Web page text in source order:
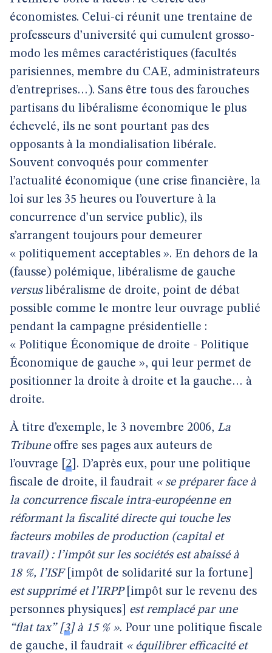
économistes. Celui-ci réunit une trentaine de
professeurs d’université qui cumulent grosso-
modo les mêmes caractéristiques (facultés
parisiennes, membre du CAE, administrateurs
d’entreprises…). Sans être tous des farouches
partisans du libéralisme économique le plus
échevelé, ils ne sont pourtant pas des
opposants à la mondialisation libérale.
Souvent convoqués pour commenter
l’actualité économique (une crise financière, la
loi sur les 35 heures ou l’ouverture à la
concurrence d’un service public), ils
s’arrangent toujours pour demeurer
« politiquement acceptables ». En dehors de la
(fausse) polémique, libéralisme de gauche
versuslibéralisme de droite, point de débat
possible comme le montre leur ouvrage publié
pendant la campagne présidentielle :
« Politique Économique de droite - Politique
Économique de gauche », qui leur permet de
positionner la droite à droite et la gauche… à
droite.
À titre d’exemple, le 3 novembre 2006, La
Tribuneoffre ses pages aux auteurs de
l’ouvrage
2 . D’après eux, pour une politique
fiscale de droite, il faudrait « se préparer face à
la concurrence fiscale intra-européenne en
réformant la fiscalité directe qui touche les
facteurs mobiles de production (capital et
travail) : l’impôt sur les sociétés est abaissé à
18 %, l’ISF [impôt de solidarité sur la fortune]
est supprimé et l’IRPP [impôt sur le revenu des
personnes physiques] est remplacé par une
“flat tax”[3]à 15 % ». Pour une politique fiscale
de gauche, il faudrait « équilibrer efficacité et